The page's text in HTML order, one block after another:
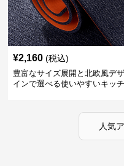
¥2,160 (税込)
豊富なサイズ展開と北欧風デザ
インで選べる使いやすいキッチ
人気